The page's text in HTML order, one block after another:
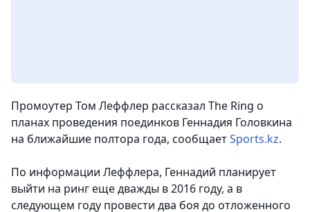
Промоутер Том Леффлер рассказал The Ring о
планах проведения поединков Геннадия Головкина
на ближайшие полтора года, сообщаетSports.kz.
По информации Леффлера, Геннадий планирует
выйти на ринг еще дважды в 2016 году, а в
следующем году провести два боя до отложенного